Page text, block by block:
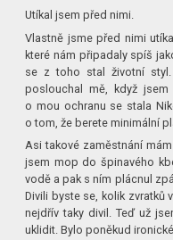
Utíkal jsem před nimi.
Vlastně jsme před nimi
které nám připadaly spíš
se z toho stal životní
poslouchal mě, když
o mou ochranu se stala
o tom, že berete minimální
Asi takové zaměstnání
jsem mop do špinavého
vodě a pak s ním plácnul
Divili byste se, kolik zvratků
nejdřív taky divil. Teď už
uklidit. Bylo poněkud